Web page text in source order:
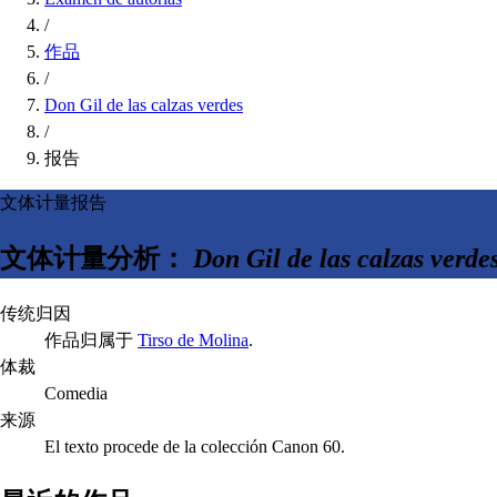
/
作品
/
Don Gil de las calzas verdes
/
报告
文体计量报告
文体计量分析： Don Gil de las calzas
传统归因
作品归属于 Tirso de Molina.
体裁
Comedia
来源
El texto procede de la colección Canon 60.